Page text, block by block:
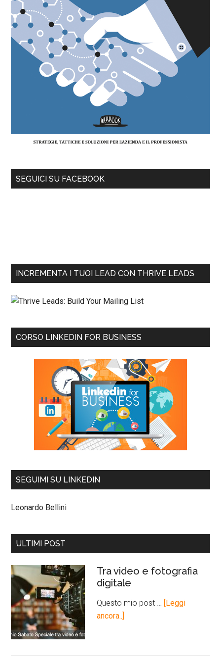
SEGUICI SU FACEBOOK
INCREMENTA I TUOI LEAD CON THRIVE LEADS
CORSO LINKEDIN FOR BUSINESS
SEGUIMI SU LINKEDIN
Leonardo Bellini
ULTIMI POST
Tra video e fotografia
digitale
Questo mio post … [Leggi
ancora..]